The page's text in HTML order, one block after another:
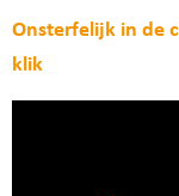
Onsterfelijk in de
klik